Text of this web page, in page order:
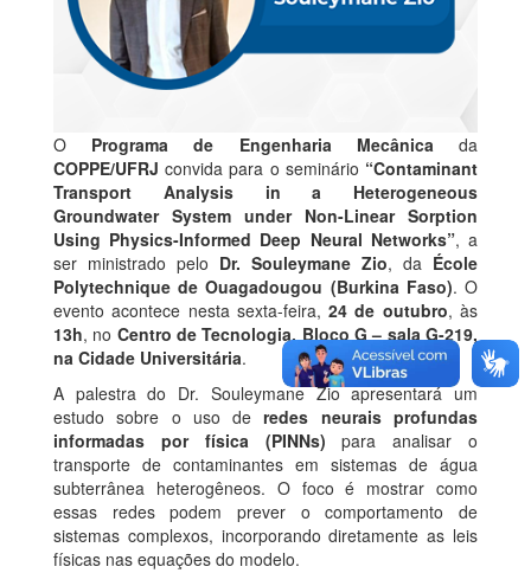
O Programa de Engenharia Mecânicada
COPPE/UFRJ convida para o seminário “Contaminant
Transport Analysis in a Heterogeneous
Groundwater System under Non-Linear Sorption
Using Physics-Informed Deep Neural Networks”, a
ser ministrado pelo Dr. Souleymane Zio, da École
Polytechnique de Ouagadougou (Burkina Faso). O
evento acontece nesta sexta-feira,24 de outubro, às
13h, no Centro de Tecnologia, Bloco G – sala G-219,
na Cidade Universitária.
A palestra do Dr. Souleymane Zio apresentará um
estudo sobre o uso deredes neurais profundas
informadas por física (PINNs) para analisar o
transporte de contaminantes em sistemas de água
subterrânea heterogêneos. O foco é mostrar como
essas redes podem prever o comportamento de
sistemas complexos, incorporando diretamente as leis
físicas nas equações do modelo.